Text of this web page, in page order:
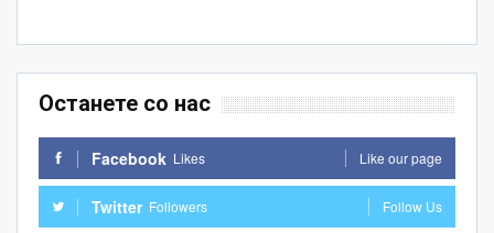
Останете со нас
Facebook Likes Like our page
Twitter Followers Follow Us